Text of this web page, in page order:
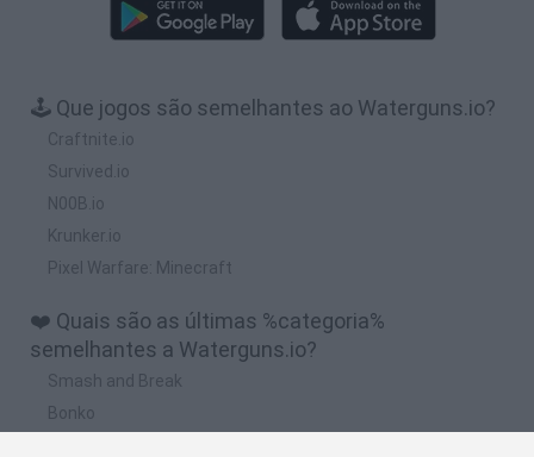
🕹️ Que jogos são semelhantes ao Waterguns.io?
Craftnite.io
Survived.io
N00B.io
Krunker.io
Pixel Warfare: Minecraft
❤️ Quais são as últimas %categoria%
semelhantes a Waterguns.io?
Smash and Break
Bonko